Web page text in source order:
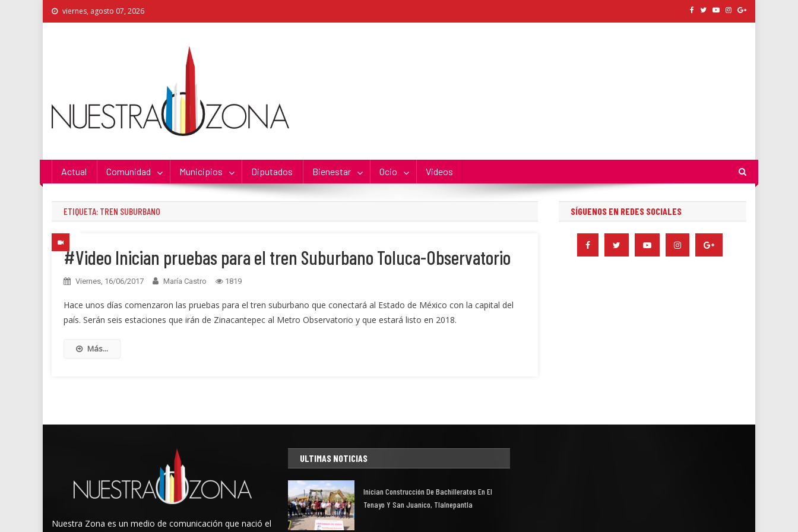
Skip
to
viernes, agosto 07, 2026
Actual Comunidad Municipios Diputados Bienestar Ocio Videos
ETIQUETA: TREN SUBURBANO
#Video Inician pruebas para el tren Suburbano Toluca-Observatorio
Viernes, 16/06/2017 María Castro 1819
Hace unos días comenzaron las pruebas para el tren suburbano que conectará al Estado de México con la capital del
país. Serán seis estaciones que irán de Zinacantepec al Metro Observatorio y que estará listo en 2018.
Más...
SÍGUENOS EN REDES SOCIALES
Nuestra Zona es un medio de comunicación que nació el
ULTIMAS NOTICIAS
Inician Construcción De Bachilleratos En El
Tenayo Y San Juanico, Tlalnepantla